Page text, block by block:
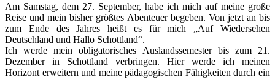
Am Samstag, dem 27. September, habe ich mich auf meine große
Reise und mein bisher größtes Abenteuer begeben. Von jetzt an bis
zum Ende des Jahres heißt es für mich „Auf Wiedersehen
Deutschland und Hallo Schottland“.
Ich werde mein obligatorisches Auslandssemester bis zum 21.
Dezember in Schottland verbringen. Hier werde ich meinen
Horizont erweitern und meine pädagogischen Fähigkeiten durch ein